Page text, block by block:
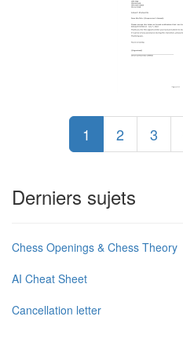
1 2 3
Derniers sujets
Chess Openings & Chess Theory
AI Cheat Sheet
Cancellation letter